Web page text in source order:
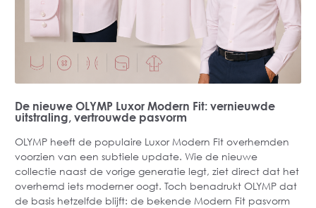
De nieuwe OLYMP Luxor Modern Fit: vernieuwde
uitstraling, vertrouwde pasvorm
OLYMP heeft de populaire Luxor Modern Fit overhemden
voorzien van een subtiele update. Wie de nieuwe
collectie naast de vorige generatie legt, ziet direct dat het
overhemd iets moderner oogt. Toch benadrukt OLYMP dat
de basis hetzelfde blijft: de bekende Modern Fit pasvorm